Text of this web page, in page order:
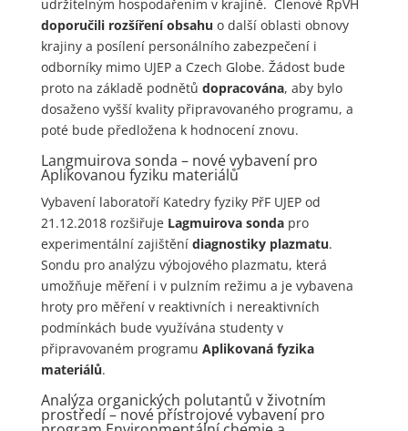
udržitelným hospodařením v krajině. Členové RpVH
doporučili rozšíření obsahu o další oblasti obnovy
krajiny a posílení personálního zabezpečení i
odborníky mimo UJEP a Czech Globe. Žádost bude
proto na základě podnětů dopracována, aby bylo
dosaženo vyšší kvality připravovaného programu, a
poté bude předložena k hodnocení znovu.
Langmuirova sonda – nové vybavení pro
Aplikovanou fyziku materiálů
Vybavení laboratoří Katedry fyziky PřF UJEP od
21.12.2018 rozšiřuje Lagmuirova sondapro
experimentální zajištění diagnostiky plazmatu.
Sondu pro analýzu výbojového plazmatu, která
umožňuje měření i v pulzním režimu a je vybavena
hroty pro měření v reaktivních i nereaktivních
podmínkách bude využívána studenty v
připravovaném programu Aplikovaná fyzika
materiálů.
Analýza organických polutantů v životním
prostředí – nové přístrojové vybavení pro